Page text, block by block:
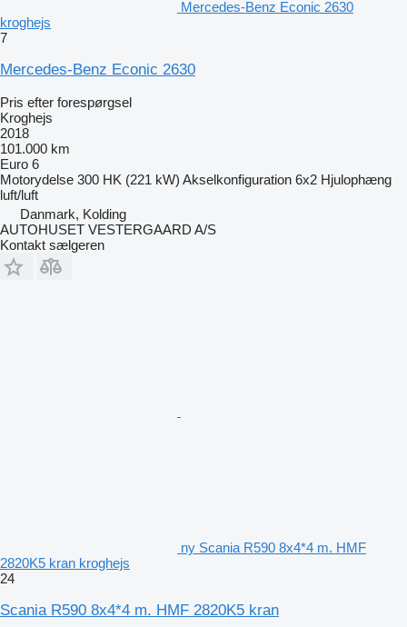
Mercedes-Benz Econic 2630
kroghejs
7
Mercedes-Benz Econic 2630
Pris efter forespørgsel
Kroghejs
2018
101.000 km
Euro 6
Motorydelse 300 HK (221 kW) Akselkonfiguration 6x2 Hjulophæng
luft/luft
Danmark, Kolding
AUTOHUSET VESTERGAARD A/S
Kontakt sælgeren
ny Scania R590 8x4*4 m. HMF
2820K5 kran kroghejs
24
Scania R590 8x4*4 m. HMF 2820K5 kran